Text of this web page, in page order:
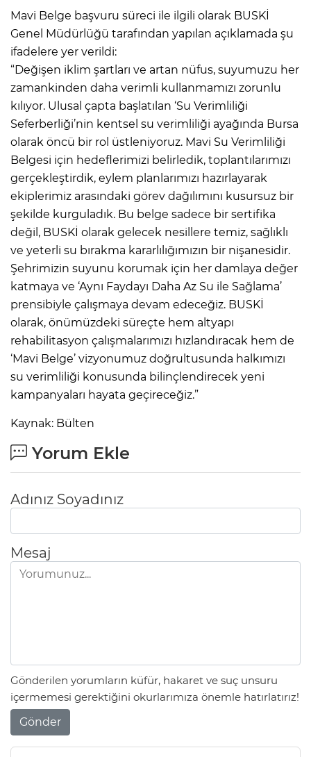
Mavi Belge başvuru süreci ile ilgili olarak BUSKİ
Genel Müdürlüğü tarafından yapılan açıklamada şu
ifadelere yer verildi:
“Değişen iklim şartları ve artan nüfus, suyumuzu her
zamankinden daha verimli kullanmamızı zorunlu
kılıyor. Ulusal çapta başlatılan ‘Su Verimliliği
Seferberliği’nin kentsel su verimliliği ayağında Bursa
olarak öncü bir rol üstleniyoruz. Mavi Su Verimliliği
Belgesi için hedeflerimizi belirledik, toplantılarımızı
gerçekleştirdik, eylem planlarımızı hazırlayarak
ekiplerimiz arasındaki görev dağılımını kusursuz bir
şekilde kurguladık. Bu belge sadece bir sertifika
değil, BUSKİ olarak gelecek nesillere temiz, sağlıklı
ve yeterli su bırakma kararlılığımızın bir nişanesidir.
Şehrimizin suyunu korumak için her damlaya değer
katmaya ve ‘Aynı Faydayı Daha Az Su ile Sağlama’
prensibiyle çalışmaya devam edeceğiz. BUSKİ
olarak, önümüzdeki süreçte hem altyapı
rehabilitasyon çalışmalarımızı hızlandıracak hem de
‘Mavi Belge’ vizyonumuz doğrultusunda halkımızı
su verimliliği konusunda bilinçlendirecek yeni
kampanyaları hayata geçireceğiz.”
Kaynak: Bülten
Yorum Ekle
Adınız Soyadınız
Mesaj
Gönderilen yorumların küfür, hakaret ve suç unsuru
içermemesi gerektiğini okurlarımıza önemle hatırlatırız!
Gönder